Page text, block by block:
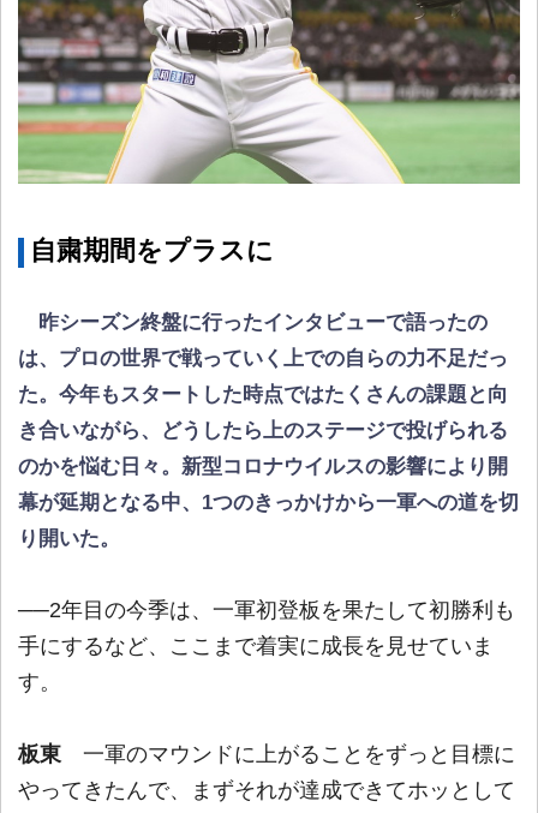
自粛期間をプラスに
昨シーズン終盤に行ったインタビューで語ったの
は、プロの世界で戦っていく上での自らの力不足だっ
た。今年もスタートした時点ではたくさんの課題と向
き合いながら、どうしたら上のステージで投げられる
のかを悩む日々。新型コロナウイルスの影響により開
幕が延期となる中、1つのきっかけから一軍への道を切
り開いた。
──2年目の今季は、一軍初登板を果たして初勝利も
手にするなど、ここまで着実に成長を見せていま
す。
板東 一軍のマウンドに上がることをずっと目標に
やってきたんで、まずそれが達成できてホッとして